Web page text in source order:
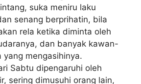
suka meniru laku
senang berprihatin, bila
rela ketika diminta oleh
dan banyak kawan-
yang mengasihinya.
Sabtu dipengaruhi oleh
sering dimusuhi orang lain,